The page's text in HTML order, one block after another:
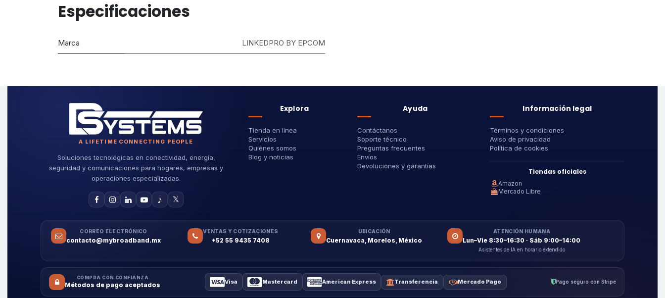
Especificaciones
Marca LINKEDPRO BY EPCOM
A LIFETIME CONNECTING PEOPLE
Soluciones tecnológicas en conectividad, energía,
seguridad y comunicaciones para hogares, empresas y
operaciones especializadas.
♪ 𝕏
Explora
Tienda en línea
Servicios
Quiénes somos
Blog y noticias
Ayuda
Contáctanos
Soporte técnico
Preguntas frecuentes
Envíos
Devoluciones y garantías
Información legal
Términos y condiciones
Aviso de privacidad
Política de cookies
Tiendas oficiales
Amazon
Mercado Libre
CORREO ELECTRÓNICO
contacto@mybroadband.mx
VENTAS Y COTIZACIONES
+52 55 9435 7408
UBICACIÓN
Cuernavaca, Morelos, México
ATENCIÓN HUMANA
Lun–Vie 8:30–16:30 · Sáb 9:00–14:00
Asistentes de IA en horario extendido
COMPRA CON CONFIANZA
Métodos de pago aceptados Visa Mastercard American Express Transferencia Mercado Pago Pago seguro con Stripe